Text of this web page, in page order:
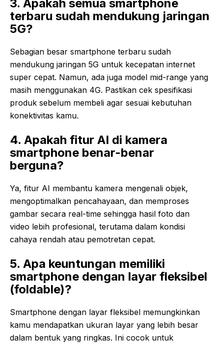
3. Apakah semua smartphone
terbaru sudah mendukung jaringan
5G?
Sebagian besar smartphone terbaru sudah
mendukung jaringan 5G untuk kecepatan internet
super cepat. Namun, ada juga model mid-range yang
masih menggunakan 4G. Pastikan cek spesifikasi
produk sebelum membeli agar sesuai kebutuhan
konektivitas kamu.
4. Apakah fitur AI di kamera
smartphone benar-benar
berguna?
Ya, fitur AI membantu kamera mengenali objek,
mengoptimalkan pencahayaan, dan memproses
gambar secara real-time sehingga hasil foto dan
video lebih profesional, terutama dalam kondisi
cahaya rendah atau pemotretan cepat.
5. Apa keuntungan memiliki
smartphone dengan layar fleksibel
(foldable)?
Smartphone dengan layar fleksibel memungkinkan
kamu mendapatkan ukuran layar yang lebih besar
dalam bentuk yang ringkas. Ini cocok untuk